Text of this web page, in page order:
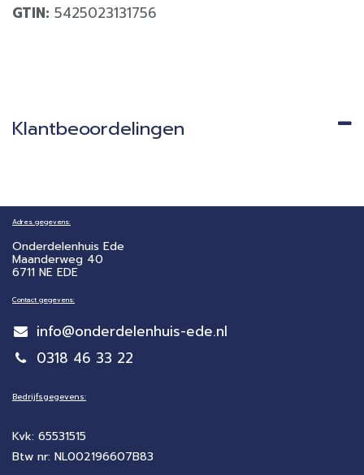
GTIN: 5425023131756
Klantbeoordelingen
Adres gegevens:
Onderdelenhuis Ede
Maanderweg 40
6711 NE EDE
Contact gegevens:
info@onderdelenhuis-ede.nl
0318 46 33 22
Bedrijfsgegevens:
Kvk: 65531515
Btw nr: NL002196607B83